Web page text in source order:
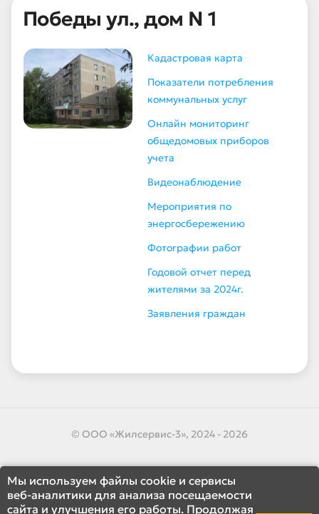
Победы ул., дом N 1
Кадастровая карта
Показатели потребления
коммунальных услуг
Онлайн мониторинг
общедомовых приборов
учета
Видеонаблюдение
Мероприятия по
энергосбережению
Фотографии работ
Годовой отчет перед
жителями за 2024г.
Заявления граждан
© ООО «Жилсервис-3», 2024 - 2026
Мы используем файлы cookie и сервисы
веб-аналитики для анализа посещаемости
сайта и улучшения его работы. Продолжая